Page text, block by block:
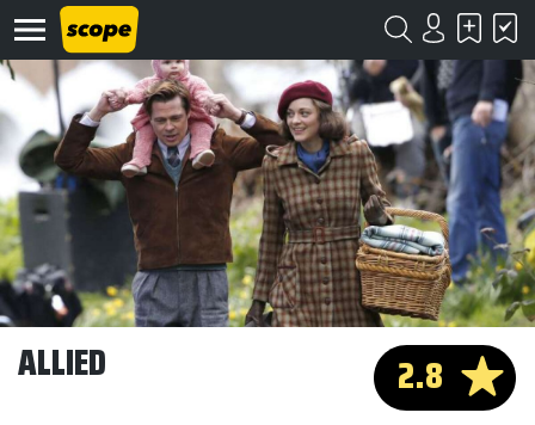
Om
Scope
2.8
ALLIED